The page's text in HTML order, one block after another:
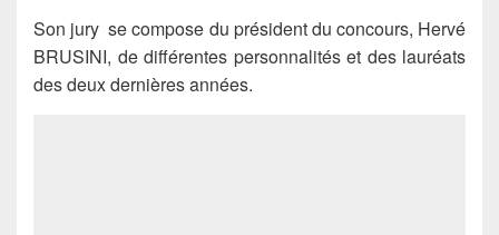
Son jury se compose du président du concours, Hervé
BRUSINI, de différentes personnalités et des lauréats
des deux dernières années.